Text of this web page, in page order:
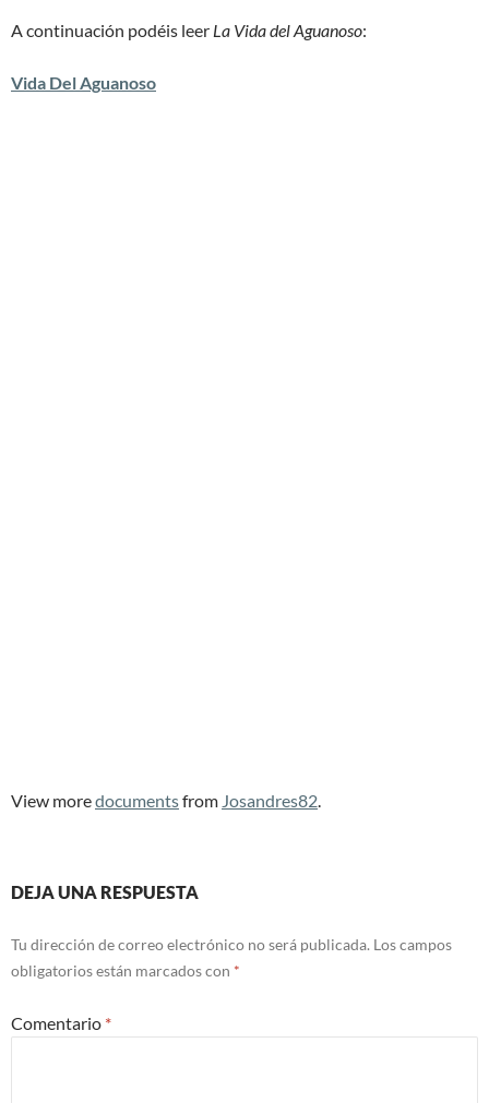
A continuación podéis leer La Vida del Aguanoso:
Vida Del Aguanoso
View moredocumentsfrom Josandres82
DEJA UNA RESPUESTA
Tu dirección de correo electrónico no será publicada. Los campos
obligatorios están marcados con *
Comentario *